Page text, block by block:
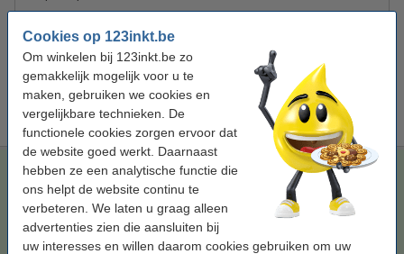
Cookies op 123inkt.be
Om winkelen bij 123inkt.be zo
gemakkelijk mogelijk voor u te
maken, gebruiken we cookies en
vergelijkbare technieken. De
functionele cookies zorgen ervoor dat
de website goed werkt. Daarnaast
hebben ze een analytische functie die
ons helpt de website continu te
verbeteren. We laten u graag alleen
advertenties zien die aansluiten bij
uw interesses en willen daarom cookies gebruiken om uw
mat zwart extra hoge capaciteit
€ 127,50
Tip
Wij adviseren u om i.p.v. deze cartridge het 123inkt huismerk te
nemen.
123inkt huismerk vervangt HP 728 (F9J68A) inktcartridge
mat zwart extra hoge capaciteit
mat zwart inkjetcartridge 300 ml -
Bekijk de specificaties en omschrijving